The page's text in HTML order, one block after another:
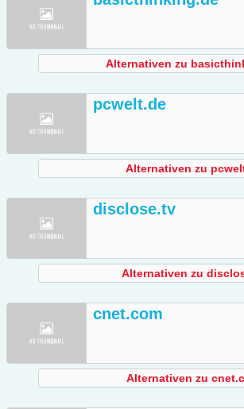
Alternativen zu
pcwelt.de
Alternativen zu
disclose.tv
Alternativen zu
cnet.com
Alternativen zu